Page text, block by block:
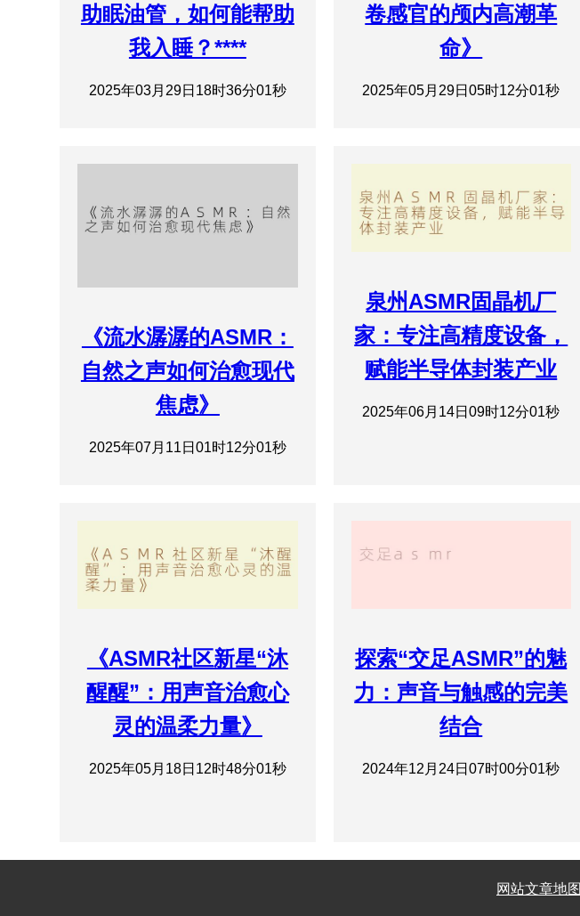
助眠油管，如何能帮助
我入睡？****
2025年03月29日18时36分01秒
卷感官的颅内高潮革
命》
2025年05月29日05时12分01秒
《流水潺潺的ASMR：
自然之声如何治愈现代
焦虑》
2025年07月11日01时12分01秒
泉州ASMR固晶机厂
家：专注高精度设备，
赋能半导体封装产业
2025年06月14日09时12分01秒
《ASMR社区新星“沐
醒醒”：用声音治愈心
灵的温柔力量》
2025年05月18日12时48分01秒
探索“交足ASMR”的魅
力：声音与触感的完美
结合
2024年12月24日07时00分01秒
网站文章地图